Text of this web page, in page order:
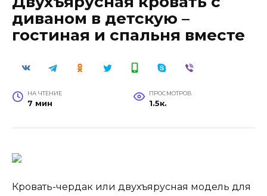
диваном в детскую –
гостиная и спальня вместе
НА ЧТЕНИЕ
7 мин
ПРОСМОТРОВ
1.5к.
Кровать-чердак или двухъярусная модель для